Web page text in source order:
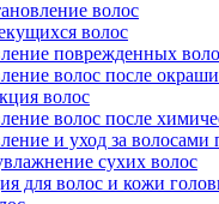
волос
волос
поврежденных
волос после
волос
волос после
и уход за
сухих волос
для волос и кожи